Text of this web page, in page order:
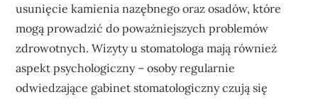
usunięcie kamienia nazębnego oraz osadów, które
mogą prowadzić do poważniejszych problemów
zdrowotnych. Wizyty u stomatologa mają również
aspekt psychologiczny – osoby regularnie
odwiedzające gabinet stomatologiczny czują się